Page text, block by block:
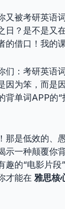
又被考研英语
日？是不是又
借口！我的
们：考研英语
因为笨，而
背单词APP的
那是低效的、
示一种颠覆你
趣的“电影片
才能在 雅思核